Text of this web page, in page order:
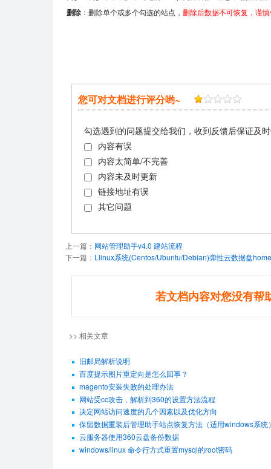
删除 ：删除单个或多个勾选的站点， 删除后数据不可恢复，谨
您可对文档进行评分哟~
勾选遇到的问题提交给我们，收到反馈后保证及
内容有误
内容太简单/不完善
内容未及时更新
链接地址有误
其它问题
上一篇： 网站管理助手v4.0 建站流程
下一篇： Llinux系统(Centos/Ubuntu/Debian)弹性云数据盘
若文档内容对您没有帮
>> 相关文章
旧邮局解析说明
百度提示图片重定向是怎么回事？
magento安装失败的处理办法
网站受cc攻击，解析到360的设置方法流程
决定网站访问速度的几个因素以及优化方向
保留数据重装后管理助手站点恢复方法（适用windows系统
云服务器使用360云盘备份数据
windows/linux 命令行方式重置mysql的root密码